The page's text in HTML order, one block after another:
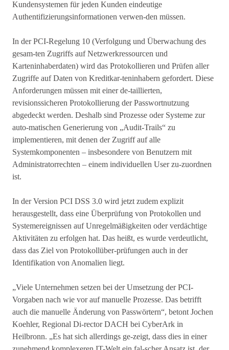
Kundensystemen für jeden Kunden eindeutige
Authentifizierungsinformationen verwen-den müssen.
In der PCI-Regelung 10 (Verfolgung und Überwachung des
gesam-ten Zugriffs auf Netzwerkressourcen und
Karteninhaberdaten) wird das Protokollieren und Prüfen aller
Zugriffe auf Daten von Kreditkar-teninhabern gefordert. Diese
Anforderungen müssen mit einer de-taillierten,
revisionssicheren Protokollierung der Passwortnutzung
abgedeckt werden. Deshalb sind Prozesse oder Systeme zur
auto-matischen Generierung von „Audit-Trails“ zu
implementieren, mit denen der Zugriff auf alle
Systemkomponenten – insbesondere von Benutzern mit
Administratorrechten – einem individuellen User zu-zuordnen
ist.
In der Version PCI DSS 3.0 wird jetzt zudem explizit
herausgestellt, dass eine Überprüfung von Protokollen und
Systemereignissen auf Unregelmäßigkeiten oder verdächtige
Aktivitäten zu erfolgen hat. Das heißt, es wurde verdeutlicht,
dass das Ziel von Protokollüber-prüfungen auch in der
Identifikation von Anomalien liegt.
„Viele Unternehmen setzen bei der Umsetzung der PCI-
Vorgaben nach wie vor auf manuelle Prozesse. Das betrifft
auch die manuelle Änderung von Passwörtern“, betont Jochen
Koehler, Regional Di-rector DACH bei CyberArk in
Heilbronn. „Es hat sich allerdings ge-zeigt, dass dies in einer